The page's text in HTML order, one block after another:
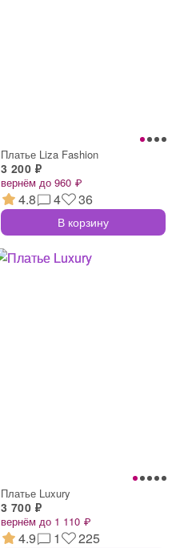
Платье Liza Fashion
3 200 ₽
вернём до 960 ₽
4.8 4 36
В корзину
Платье Luxury
3 700 ₽
вернём до 1 110 ₽
4.9 1 225